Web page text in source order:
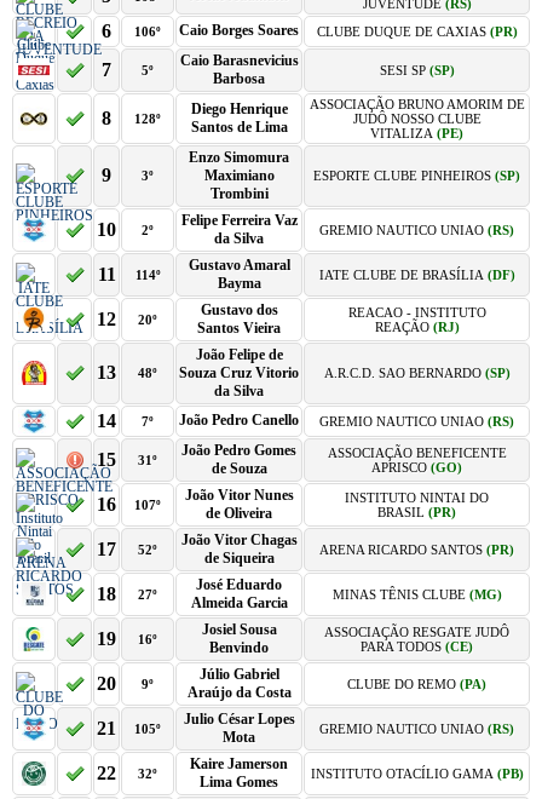
JUVENTUDE (RS)
6 106º Caio Borges Soares CLUBE DUQUE DE CAXIAS (PR)
7 5º
Caio Barasnevicius
Barbosa
SESI SP (SP)
8 128º
Diego Henrique
Santos de Lima
ASSOCIAÇÃO BRUNO AMORIM DE
JUDÔ NOSSO CLUBE
VITALIZA(PE)
9 3º
Enzo Simomura
Maximiano
Trombini
ESPORTE CLUBE PINHEIROS(SP)
10 2º
Felipe Ferreira Vaz
da Silva
GREMIO NAUTICO UNIAO(RS)
11 114º
Gustavo Amaral
Bayma
IATE CLUBE DE BRASÍLIA (DF)
12 20º
Gustavo dos
Santos Vieira
REACAO - INSTITUTO
REAÇÃO (RJ)
13 48º
João Felipe de
Souza Cruz Vitorio
da Silva
A.R.C.D. SAO BERNARDO (SP)
14 7º João Pedro Canello GREMIO NAUTICO UNIAO(RS)
15 31º
João Pedro Gomes
de Souza
ASSOCIAÇÃO BENEFICENTE
APRISCO(GO)
16 107º
João Vitor Nunes
de Oliveira
INSTITUTO NINTAI DO
BRASIL(PR)
17 52º
João Vitor Chagas
de Siqueira
ARENA RICARDO SANTOS(PR)
18 27º
José Eduardo
Almeida Garcia
MINAS TÊNIS CLUBE (MG)
19 16º
Josiel Sousa
Benvindo
ASSOCIAÇÃO RESGATE JUDÔ
PARA TODOS(CE)
20 9º
Júlio Gabriel
Araújo da Costa
CLUBE DO REMO(PA)
21 105º
Julio César Lopes
Mota
GREMIO NAUTICO UNIAO(RS)
22 32º
Kaire Jamerson
Lima Gomes
INSTITUTO OTACÍLIO GAMA (PB)